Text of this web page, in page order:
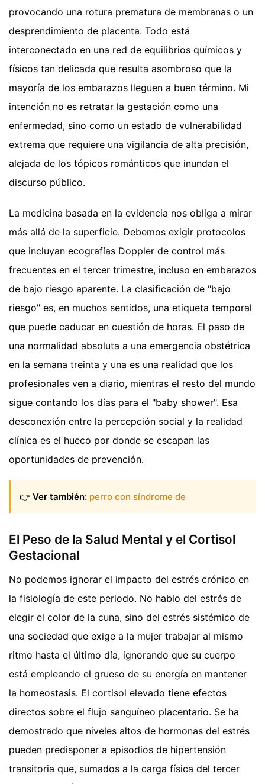
provocando una rotura prematura de membranas o un
desprendimiento de placenta. Todo está
interconectado en una red de equilibrios químicos y
físicos tan delicada que resulta asombroso que la
mayoría de los embarazos lleguen a buen término. Mi
intención no es retratar la gestación como una
enfermedad, sino como un estado de vulnerabilidad
extrema que requiere una vigilancia de alta precisión,
alejada de los tópicos románticos que inundan el
discurso público.
La medicina basada en la evidencia nos obliga a mirar
más allá de la superficie. Debemos exigir protocolos
que incluyan ecografías Doppler de control más
frecuentes en el tercer trimestre, incluso en embarazos
de bajo riesgo aparente. La clasificación de "bajo
riesgo" es, en muchos sentidos, una etiqueta temporal
que puede caducar en cuestión de horas. El paso de
una normalidad absoluta a una emergencia obstétrica
en la semana treinta y una es una realidad que los
profesionales ven a diario, mientras el resto del mundo
sigue contando los días para el "baby shower". Esa
desconexión entre la percepción social y la realidad
clínica es el hueco por donde se escapan las
oportunidades de prevención.
👉 Ver también: perro con síndrome de
El Peso de la Salud Mental y el Cortisol
Gestacional
No podemos ignorar el impacto del estrés crónico en
la fisiología de este periodo. No hablo del estrés de
elegir el color de la cuna, sino del estrés sistémico de
una sociedad que exige a la mujer trabajar al mismo
ritmo hasta el último día, ignorando que su cuerpo
está empleando el grueso de su energía en mantener
la homeostasis. El cortisol elevado tiene efectos
directos sobre el flujo sanguíneo placentario. Se ha
demostrado que niveles altos de hormonas del estrés
pueden predisponer a episodios de hipertensión
transitoria que, sumados a la carga física del tercer